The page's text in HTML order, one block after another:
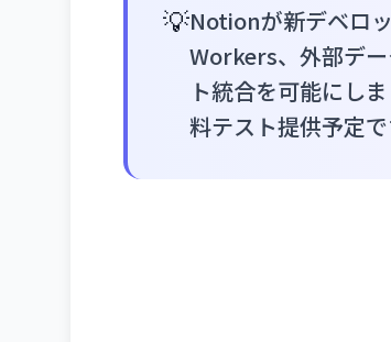
💡Notionが新デベロ
Workers、外部デ
ト統合を可能にし
料テスト提供予定で